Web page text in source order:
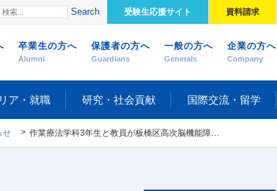
Search 受験生応援サイト 資料請求
卒業生の方へ
Alumni
保護者の方へ
Guardians
一般の方へ
Generals
企業の方へ
Company
ア・就職 研究・社会貢献 国際交流・留学
せ 作業療法学科3年生と教員が板橋区高次脳機能障害の当事者・家族会に参加しました